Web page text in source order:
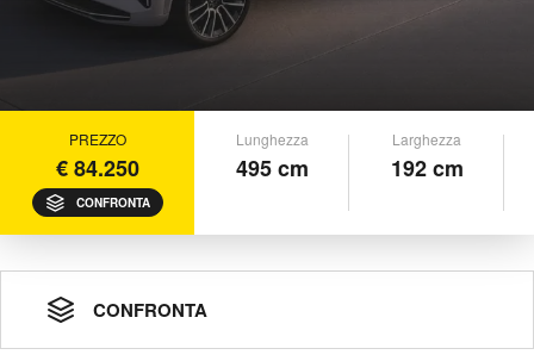
PREZZO
€ 84.250
CONFRONTA
Lunghezza
495 cm
Larghezza
192 cm
CONFRONTA